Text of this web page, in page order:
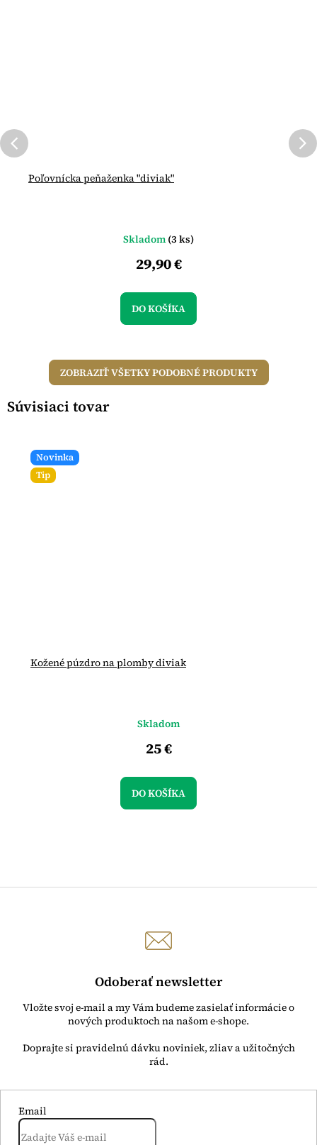
Poľovnícka peňaženka "diviak"
Skladom (3 ks)
29,90 €
DO KOŠÍKA
ZOBRAZIŤ VŠETKY PODOBNÉ PRODUKTY
Súvisiaci tovar
Novinka
Tip
Kožené púzdro na plomby diviak
Skladom
25 €
DO KOŠÍKA
Odoberať newsletter
Vložte svoj e-mail a my Vám budeme zasielať informácie o
nových produktoch na našom e-shope.
Email